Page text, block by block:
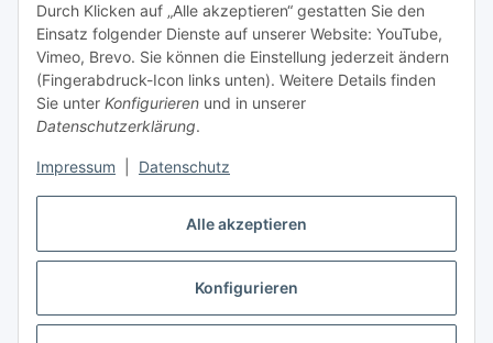
Alle akzeptieren
Konfigurieren
Durch Klicken auf „Alle akzeptieren“ gestatten Sie den
Einsatz folgender Dienste auf unserer Website: YouTube,
Vimeo, Brevo. Sie können die Einstellung jederzeit ändern
(Fingerabdruck-Icon links unten). Weitere Details finden
Sie unter Konfigurieren und in unserer
Datenschutzerklärung.
Impressum Datenschutz
Montag 09:00Uhr bis
16:00 Uhr
Dienstag
09:00 Uhr bis
17:00 Uhr
Mittwoch
09:00 Uhr bis 16:00 Uhr
Donnerstag
09:00 Uhr bis
17:00 Uhr
Freitag
09:00 Uhr
Samstag
09:00 Uhr
Vertrag widerrufen
* Alle Preise inkl. gesetzlicher USt., zzgl.